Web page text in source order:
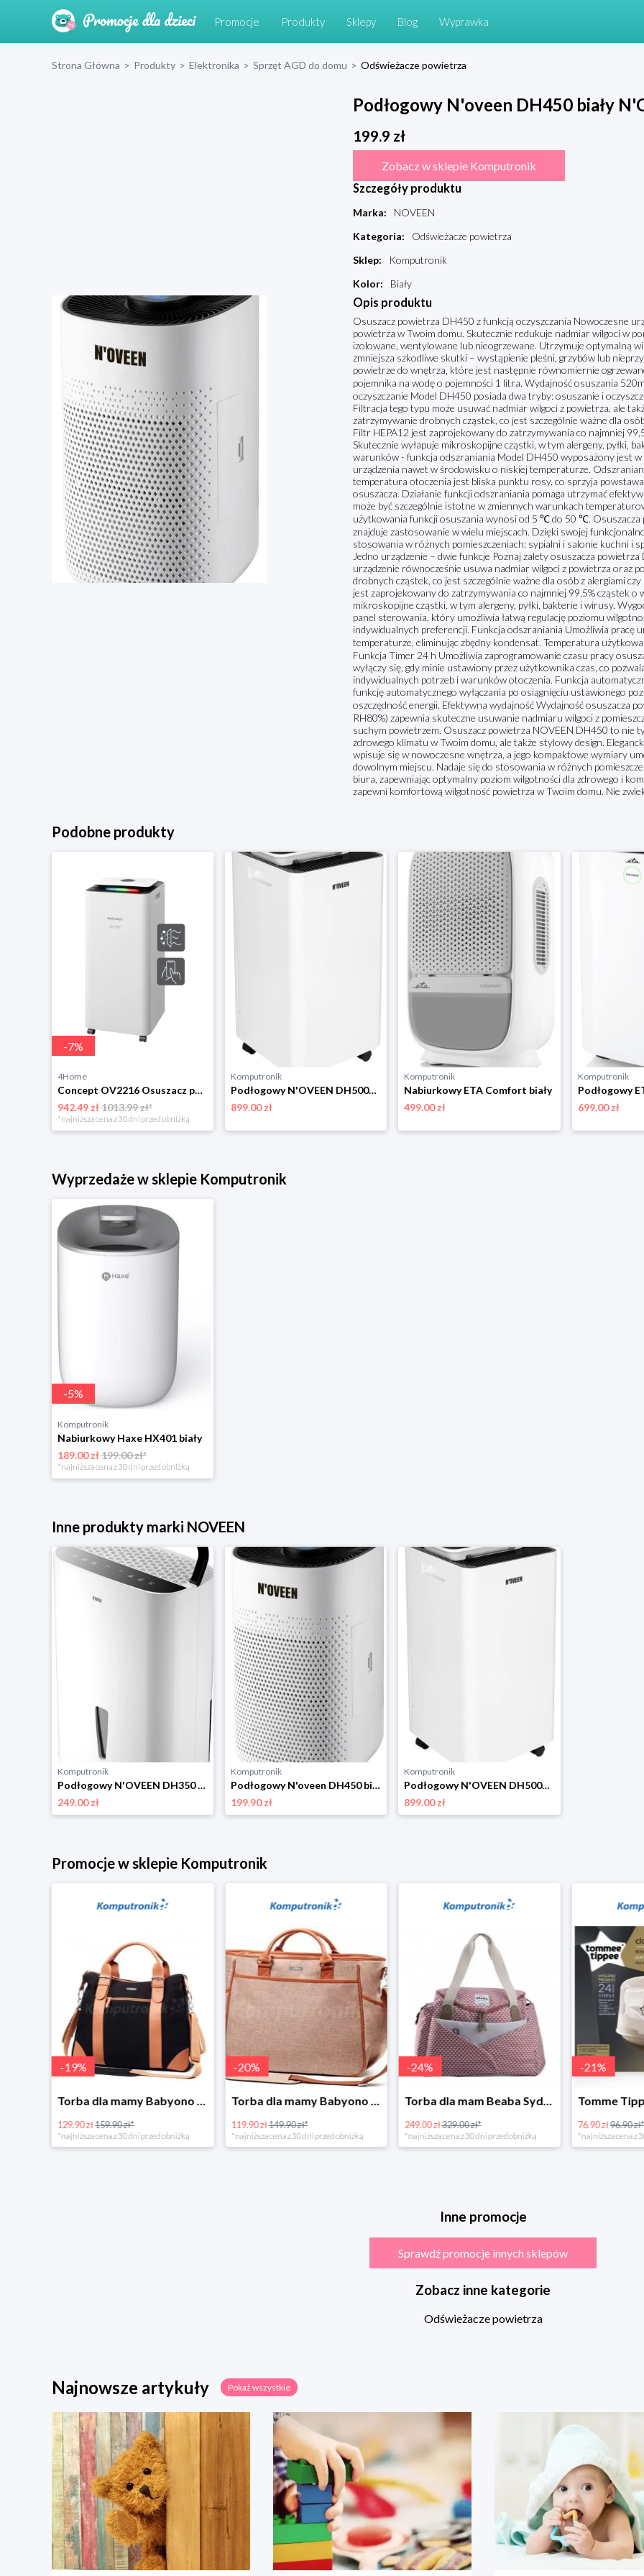
Promocje Produkty Sklepy Blog Wyprawka
Strona Główna > Produkty > Elektronika > Sprzęt AGD do domu > Odświeżacze powietrza
Podłogowy N'oveen DH450 biały
199.9 zł
Zobacz w sklepie Komputronik
Szczegóły produktu
Marka:
NOVEEN
Kategoria:
Odświeżacze powietrza
Sklep:
Komputronik
Kolor: Biały
Opis produktu
Osuszacz powietrza DH450 z funkcją oczyszczania Nowoczesne
powietrza w Twoim domu. Skutecznie redukuje nadmiar wilgoci w
izolowane, wentylowane lub nieogrzewane. Utrzymuje optymalną
zmniejsza szkodliwe skutki – wystąpienie pleśni, grzybów lub
powietrze do wnętrza, które jest następnie równomiernie
pojemnika na wodę o pojemności 1 litra. Wydajność osuszania
oczyszczanie Model DH450 posiada dwa tryby: osuszanie i
Filtracja tego typu może usuwać nadmiar wilgoci z powietrza, ale
zatrzymywanie drobnych cząstek, co jest szczególnie ważne dla
Filtr HEPA12 jest zaprojekowany do zatrzymywania co najmniej
Skutecznie wyłapuje mikroskopijne cząstki, w tym alergeny, pyłki,
warunków - funkcja odszraniania Model DH450 wyposażony jest
urządzenia nawet w środowisku o niskiej temperaturze.
temperatura otoczenia jest bliska punktu rosy, co sprzyja
osuszacza. Działanie funkcji odszraniania pomaga utrzymać
może być szczególnie istotne w zmiennych warunkach
użytkowania funkcji osuszania wynosi od 5 ℃ do 50 ℃. Osuszacza
znajduje zastosowanie w wielu miejscach. Dzięki swojej
stosowania w różnych pomieszczeniach: sypialni i salonie kuchni i
Jedno urządzenie – dwie funkcje Poznaj zalety osuszacza
urządzenie równocześnie usuwa nadmiar wilgoci z powietrza oraz
drobnych cząstek, co jest szczególnie ważne dla osób z alergiami
jest zaprojekowany do zatrzymywania co najmniej 99,5% cząstek o
mikroskopijne cząstki, w tym alergeny, pyłki, bakterie i wirusy.
panel sterowania, który umożliwia łatwą regulację poziomu
indywidualnych preferencji. Funkcja odszraniania Umożliwia pracę
temperaturze, eliminując zbędny kondensat. Temperatura
Funkcja Timer 24 h Umożliwia zaprogramowanie czasu pracy
wyłączy się, gdy minie ustawiony przez użytkownika czas, co
indywidualnych potrzeb i warunków otoczenia. Funkcja
funkcję automatycznego wyłączania po osiągnięciu ustawionego
oszczędność energii. Efektywna wydajność Wydajność osuszacza
RH80%) zapewnia skuteczne usuwanie nadmiaru wilgoci z
suchym powietrzem. Osuszacz powietrza NOVEEN DH450 to nie
zdrowego klimatu w Twoim domu, ale także stylowy design.
wpisuje się w nowoczesne wnętrza, a jego kompaktowe wymiary
dowolnym miejscu. Nadaje się do stosowania w różnych
biura, zapewniając optymalny poziom wilgotności dla zdrowego i
zapewni komfortową wilgotność powietrza w Twoim domu. Nie
Podobne produkty
-7%
4Home
Concept OV2216 Osuszacz powietrza Perfect Air Smart, biały
942.49 zł1013.99 zł*
*najniższa cena z 30 dni przed obniżką
Komputronik
Podłogowy N'OVEEN DH5000 X-LINE biały
899.00 zł
Komputronik
Nabiurkowy ETA Comfort biały
499.00 zł
Komputronik
699.00 zł
Wyprzedaże w sklepie Komputronik
-5%
Komputronik
Nabiurkowy Haxe HX401 biały
189.00 zł199.00 zł*
*najniższa cena z 30 dni przed obniżką
Inne produkty marki NOVEEN
Komputronik
Podłogowy N'OVEEN DH350 UV biały
249.00 zł
Komputronik
Podłogowy N'oveen DH450 biały N'OVEEN
199.90 zł
Komputronik
Podłogowy N'OVEEN DH5000 X-LINE biały
899.00 zł
Promocje w sklepie Komputronik
-19%
Torba dla mamy Babyono 1505/01 Comfort Icoinic 5/5
129.90 zł159.90 zł*
*najniższa cena z 30 dni przed obniżką
-20%
Torba dla mamy Babyono 1507/01 Comfort Chic w super cenie
119.90 zł149.90 zł*
*najniższa cena z 30 dni przed obniżką
-24%
Torba dla mam Beaba Sydney Play Print marsala
249.00 zł329.00 zł*
*najniższa cena z 30 dni przed obniżką
-21%
76.90 zł96.90 zł*
*najniższa cena z
Inne promocje
Sprawdź promocje innych sklepów
Zobacz inne kategorie
Odświeżacze powietrza
Najnowsze artykuły Pokaż wszystkie